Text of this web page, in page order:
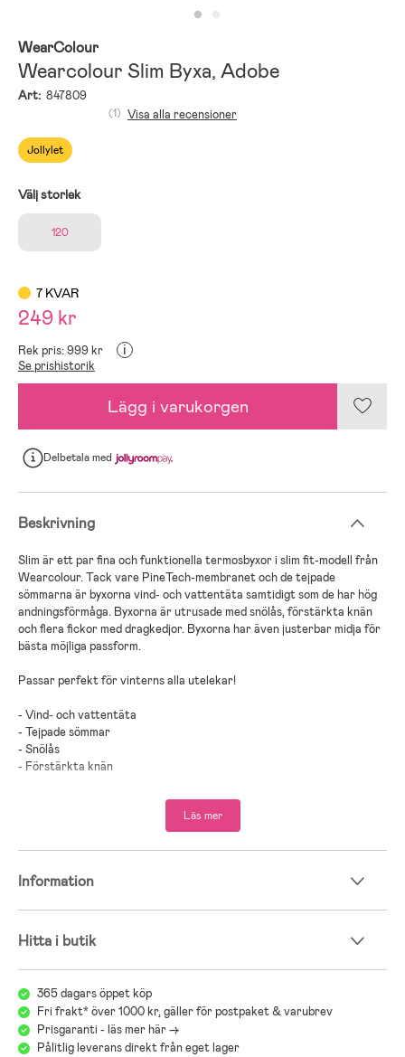
WearColour
Wearcolour Slim Byxa, Adobe
Art: 847809
Jollylet
(1) Visa alla recensioner
Välj storlek
120
7 KVAR
249 kr
Rek pris: 999 kr i
Se prishistorik
Lägg i varukorgen
Delbetalamed
Beskrivning
Slim är ett par fina och funktionella termosbyxor i slim fit-modell från
Wearcolour. Tack vare PineTech-membranet och de tejpade
sömmarna är byxorna vind- och vattentäta samtidigt som de har hög
andningsförmåga. Byxorna är utrusade med snölås, förstärkta knän
och flera fickor med dragkedjor. Byxorna har även justerbar midja för
bästa möjliga passform.
Passar perfekt för vinterns alla utelekar!
- Vind- och vattentäta
- Tejpade sömmar
- Snölås
- Förstärkta knän
Läs mer
Information
Hitta i butik
365 dagars öppet köp
Fri frakt* över 1000 kr, gäller för postpaket & varubrev
Prisgaranti - läs mer här ->
Pålitlig leverans direkt från eget lager